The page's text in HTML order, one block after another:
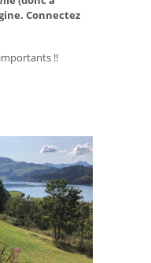
Connectez
!!